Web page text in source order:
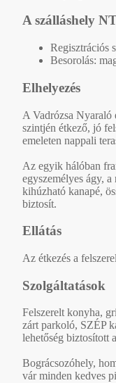
A szálláshely
Regisztrációs
Besorolás:
Elhelyezés
A Vadrózsa Nyaraló
szintjén étkező, jó
emeleten nappali
Az egyik hálóban
egyszemélyes ágy,
kihúzható kanapé,
biztosít.
Ellátás
Az étkezés a
Szolgáltatások
Felszerelt konyha,
zárt parkoló, SZÉP
lehetőség biztosított
Bográcsozóhely,
vár minden kedves